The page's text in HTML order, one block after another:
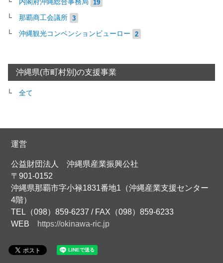
内閣府沖縄総合事務局 19
那覇商工会議所 3
沖縄観光コンベンションビューロー 2
沖縄県(市町村別)の支援事業
全て
運営
公益財団法人 沖縄県産業振興公社
〒901-0152
沖縄県那覇市字小禄1831番地1（沖縄産業支援センター
4階）
TEL（098）859-6237 / FAX（098）859-6233
WEB https://okinawa-ric.jp